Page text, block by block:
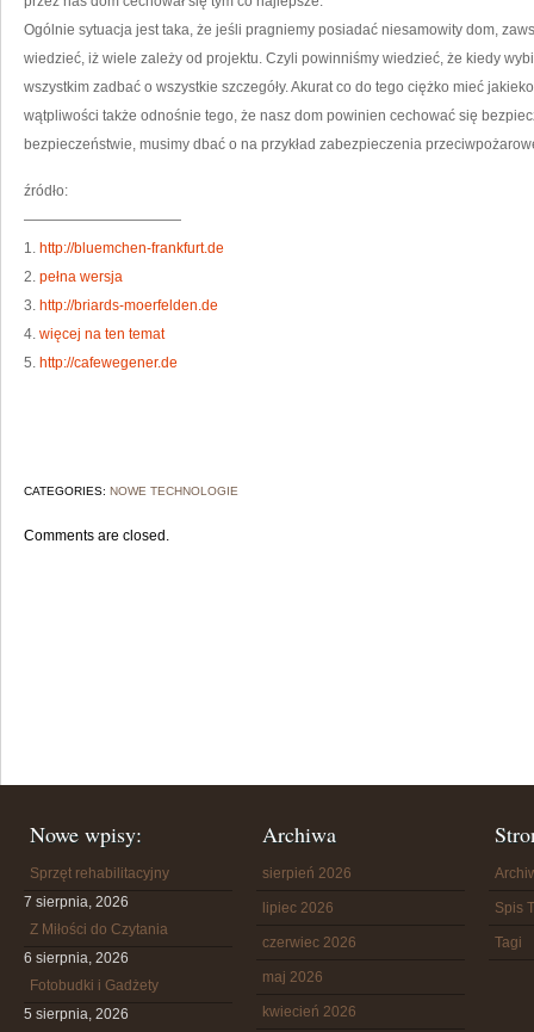
Ogólnie sytuacja jest taka, że jeśli pragniemy posiadać niesamowity dom,
wiedzieć, iż wiele zależy od projektu. Czyli powinniśmy wiedzieć, że kiedy
wszystkim zadbać o wszystkie szczegóły. Akurat co do tego ciężko mieć
wątpliwości także odnośnie tego, że nasz dom powinien cechować się
bezpieczeństwie, musimy dbać o na przykład zabezpieczenia
źródło:
———————————
1. http://bluemchen-frankfurt.de
2. pełna wersja
3. http://briards-moerfelden.de
4. więcej na ten temat
5. http://cafewegener.de
CATEGORIES: NOWE TECHNOLOGIE
Comments are closed.
Nowe wpisy:
Sprzęt rehabilitacyjny
7 sierpnia, 2026
Z Miłości do Czytania
6 sierpnia, 2026
Fotobudki i Gadżety
5 sierpnia, 2026
Archiwa
sierpień 2026
lipiec 2026
czerwiec 2026
maj 2026
kwiecień 2026
Spis
Tagi